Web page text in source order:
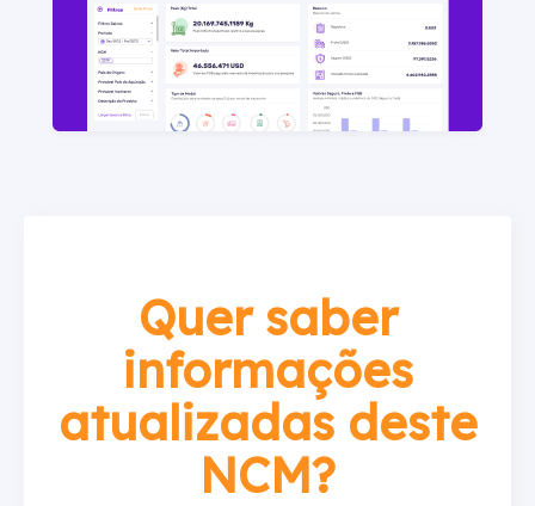
Quer saber
informações
atualizadas deste
NCM?